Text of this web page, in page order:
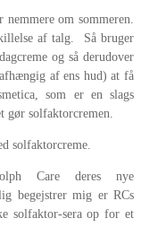
om sommeren.
af talg. Så bruger
og så derudover
af ens hud) at få
som er en slags
gør solfaktorcremen.
solfaktorcreme.
Care deres nye
begejstrer mig er RCs
solfaktor-sera op for et